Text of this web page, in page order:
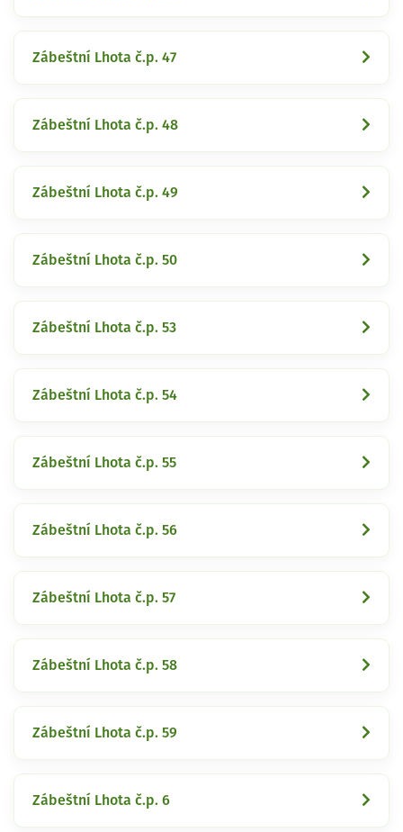
Zábeštní Lhota č.p. 47
Zábeštní Lhota č.p. 48
Zábeštní Lhota č.p. 49
Zábeštní Lhota č.p. 50
Zábeštní Lhota č.p. 53
Zábeštní Lhota č.p. 54
Zábeštní Lhota č.p. 55
Zábeštní Lhota č.p. 56
Zábeštní Lhota č.p. 57
Zábeštní Lhota č.p. 58
Zábeštní Lhota č.p. 59
Zábeštní Lhota č.p. 6